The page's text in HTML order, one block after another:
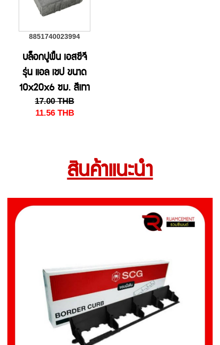
8851740023994
บล็อกปูพื้น เอสซีจี
รุ่น แอล เชป ขนาด
10x20x6 ซม. สีเทา
17.00 THB
11.56 THB
สินค้าแนะนำ